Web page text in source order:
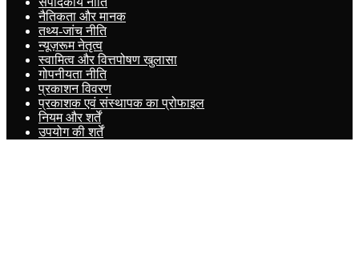
नैतिकता और मानक
तथ्य-जांच नीति
न्यूज़रूम नेतृत्व
स्वामित्व और वित्तपोषण खुलासा
गोपनीयता नीति
प्रकाशन विवरण
प्रकाशक एवं संस्थापक का प्रोफाइल
नियम और शर्तें
उपयोग की शर्तें